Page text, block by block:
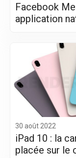
Facebook
application
30 août 2022
iPad 10 : la
placée sur le